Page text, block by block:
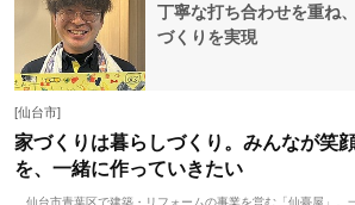
丁寧な打ち合わせを重ね
づくりを実現
[仙台市]
家づくりは暮らしづくり。みんなが笑
を、一緒に作っていきたい
仙台市青葉区で建築・リフォームの事業を営む「仙臺屋」。